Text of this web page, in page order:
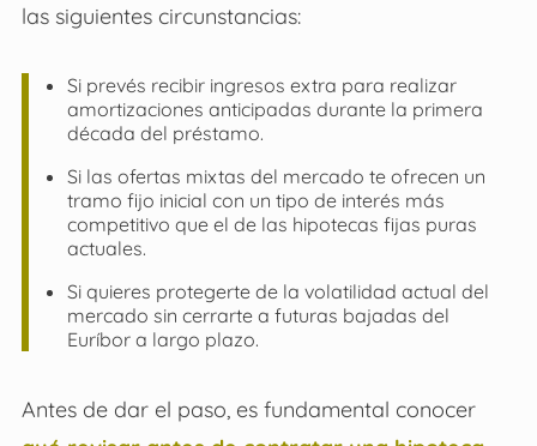
las siguientes circunstancias:
Si prevés recibir ingresos extra para realizar
amortizaciones anticipadas durante la primera
década del préstamo.
Si las ofertas mixtas del mercado te ofrecen un
tramo fijo inicial con un tipo de interés más
competitivo que el de las hipotecas fijas puras
actuales.
Si quieres protegerte de la volatilidad actual del
mercado sin cerrarte a futuras bajadas del
Euríbor a largo plazo.
Antes de dar el paso, es fundamental conocer